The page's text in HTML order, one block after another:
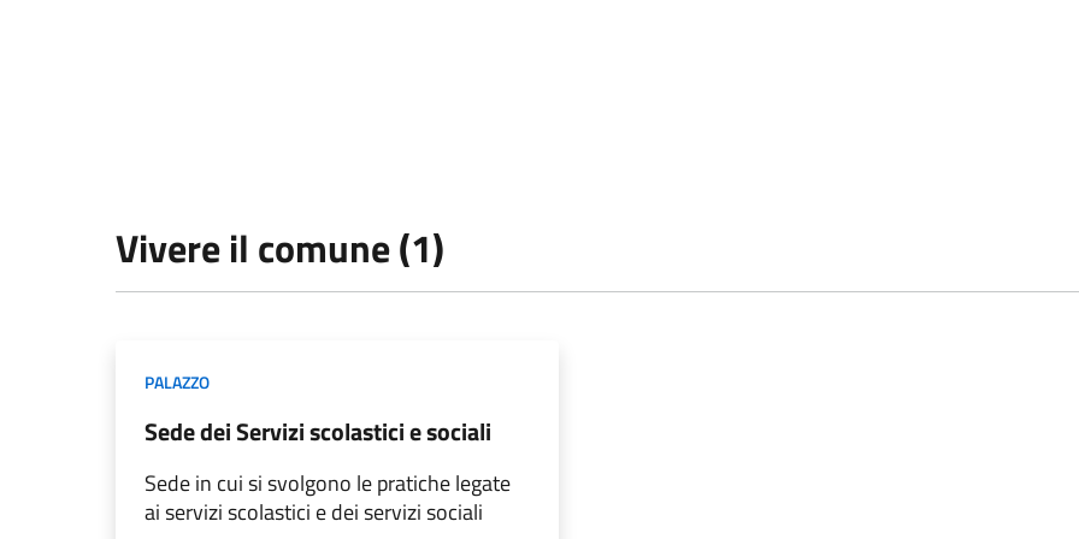
Vivere il comune (1)
PALAZZO
Sede dei Servizi scolastici e sociali
Sede in cui si svolgono le pratiche legate
ai servizi scolastici e dei servizi sociali